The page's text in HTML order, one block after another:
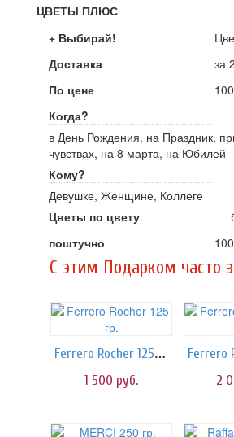
ЦВЕТЫ ПЛЮС
+ Выбирай!
Доставка
за
По цене
Когда?
в День Рождения, на Праздник,
чувствах, на 8 марта, на Юбилей
Кому?
Девушке, Женщине, Коллеге
Цветы по цвету
поштучно
C этим Подарком часто
Ferrero Rocher 125 гр.
1 500 руб. 2